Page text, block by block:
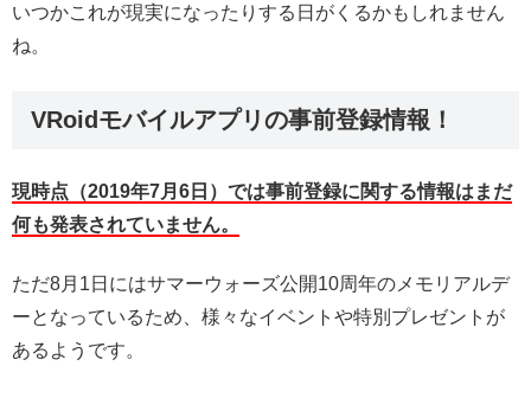
いつかこれが現実になったりする日がくるかもしれません
ね。
VRoidモバイルアプリの事前登録情報！
現時点（2019年7月6日）では事前登録に関する情報はまだ
何も発表されていません。
ただ8月1日にはサマーウォーズ公開10周年のメモリアルデ
ーとなっているため、様々なイベントや特別プレゼントが
あるようです。